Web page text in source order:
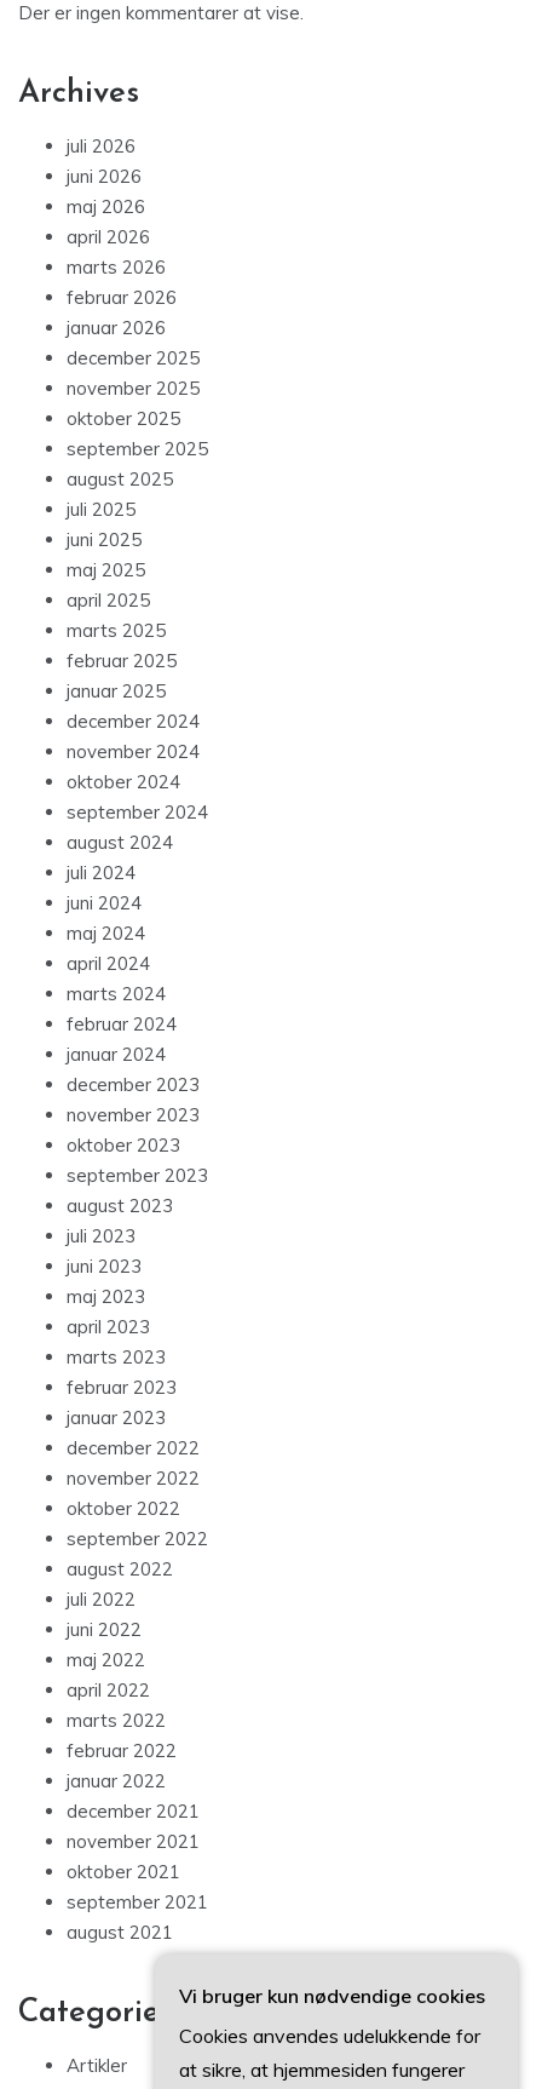
Der er ingen kommentarer at vise.
Archives
juli 2026
juni 2026
maj 2026
april 2026
marts 2026
februar 2026
januar 2026
december 2025
november 2025
oktober 2025
september 2025
august 2025
juli 2025
juni 2025
maj 2025
april 2025
marts 2025
februar 2025
januar 2025
december 2024
november 2024
oktober 2024
september 2024
august 2024
juli 2024
juni 2024
maj 2024
april 2024
marts 2024
februar 2024
januar 2024
december 2023
november 2023
oktober 2023
september 2023
august 2023
juli 2023
juni 2023
maj 2023
april 2023
marts 2023
februar 2023
januar 2023
december 2022
november 2022
oktober 2022
september 2022
august 2022
juli 2022
juni 2022
maj 2022
april 2022
marts 2022
februar 2022
januar 2022
december 2021
november 2021
oktober 2021
september 2021
august 2021
Categories
Artikler
Vi bruger kun nødvendige cookies
Cookies anvendes udelukkende for
at sikre, at hjemmesiden fungerer